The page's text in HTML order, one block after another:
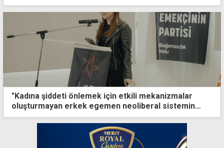
"Kadına şiddeti önlemek için etkili mekanizmalar
oluşturmayan erkek egemen neoliberal sistemin
sonucu"